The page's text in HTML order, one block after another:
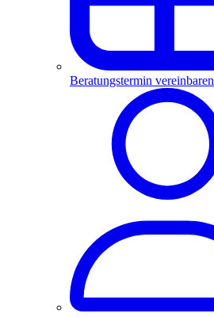
Beratungstermin vereinbaren